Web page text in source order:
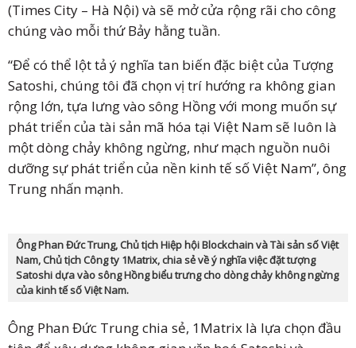
(Times City – Hà Nội) và sẽ mở cửa rộng rãi cho công
chúng vào mỗi thứ Bảy hằng tuần.
“Để có thể lột tả ý nghĩa tan biến đặc biệt của Tượng
Satoshi, chúng tôi đã chọn vị trí hướng ra không gian
rộng lớn, tựa lưng vào sông Hồng với mong muốn sự
phát triển của tài sản mã hóa tại Việt Nam sẽ luôn là
một dòng chảy không ngừng, như mạch nguồn nuôi
dưỡng sự phát triển của nền kinh tế số Việt Nam”, ông
Trung nhấn mạnh.
Ông Phan Đức Trung, Chủ tịch Hiệp hội Blockchain và Tài sản số Việt
Nam, Chủ tịch Công ty 1Matrix, chia sẻ về ý nghĩa việc đặt tượng
Satoshi dựa vào sông Hồng biểu trưng cho dòng chảy không ngừng
của kinh tế số Việt Nam.
Ông Phan Đức Trung chia sẻ, 1Matrix là lựa chọn đầu